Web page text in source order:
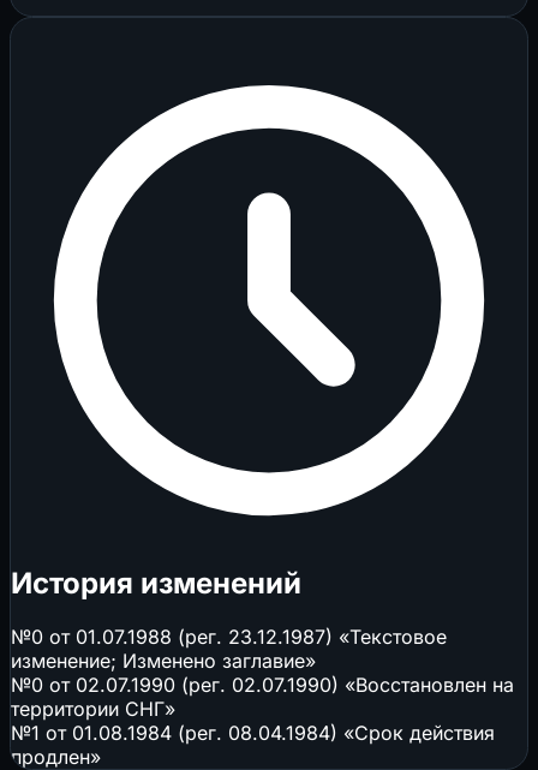
История изменений
№0 от 01.07.1988 (рег. 23.12.1987) «Текстовое
изменение; Изменено заглавие»
№0 от 02.07.1990 (рег. 02.07.1990) «Восстановлен на
территории СНГ»
№1 от 01.08.1984 (рег. 08.04.1984) «Срок действия
продлен»